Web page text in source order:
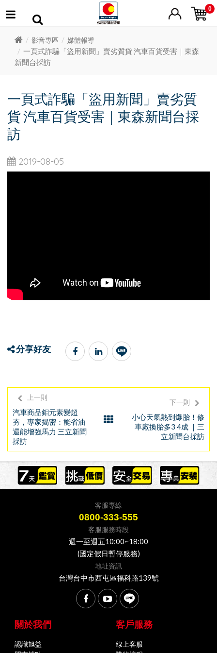
0
影音專區 媒體報導
一頁式詐騙「盜用新聞」賣劣質貨 汽車百貨受害｜東森
新聞台採訪
一頁式詐騙「盜用新聞」賣劣質
貨 汽車百貨受害｜東森新聞台採
訪
2019-08-05
分享好友
上一則
汽車商品鉬元素變超
夯，專家揭密：能省油
還能增強馬力 三立新聞
採訪
下一則
小心天氣熱到爆胎！修
車廠換胎多3 4成 ｜三
立新聞台採訪
客服專線
0800-333-555
客服服務時段
週一至週五10:00~18:00
(國定假日暫停服務)
地址資訊
台灣台中市西屯區福科路139號
關於我們
認識旭益
客戶服務
線上客服